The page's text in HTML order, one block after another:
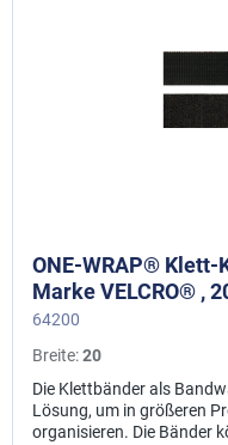
ONE-WRAP® Klett-
Marke VELCRO® ,
64200
Breite:20
Die Klettbänder als
Lösung, um in größeren
organisieren. Die Bänder